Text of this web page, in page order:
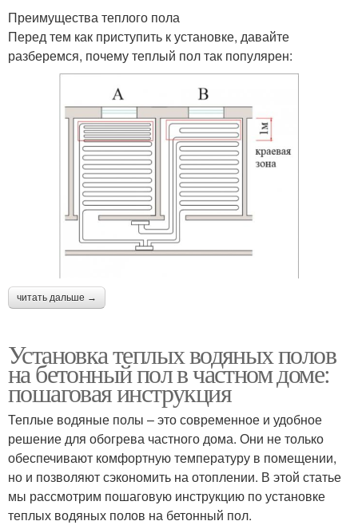
Преимущества теплого пола
Перед тем как приступить к установке, давайте
разберемся, почему теплый пол так популярен:
читать дальше →
Установка теплых водяных полов
на бетонный пол в частном доме:
пошаговая инструкция
Теплые водяные полы – это современное и удобное
решение для обогрева частного дома. Они не только
обеспечивают комфортную температуру в помещении,
но и позволяют сэкономить на отоплении. В этой статье
мы рассмотрим пошаговую инструкцию по установке
теплых водяных полов на бетонный пол.